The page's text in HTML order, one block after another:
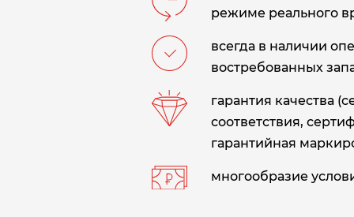
режиме реального
всегда в наличии
востребованных
гарантия качества
соответствия,
гарантийная
многообразие